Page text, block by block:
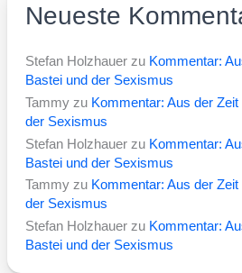
Neueste
Stefan Holzhauer zu Kommentar:
Bastei und der Sexismus
Tammy zu Kommentar: Aus der
der Sexismus
Stefan Holzhauer zu Kommentar:
Bastei und der Sexismus
Tammy zu Kommentar: Aus der
der Sexismus
Stefan Holzhauer zu Kommentar:
Bastei und der Sexismus